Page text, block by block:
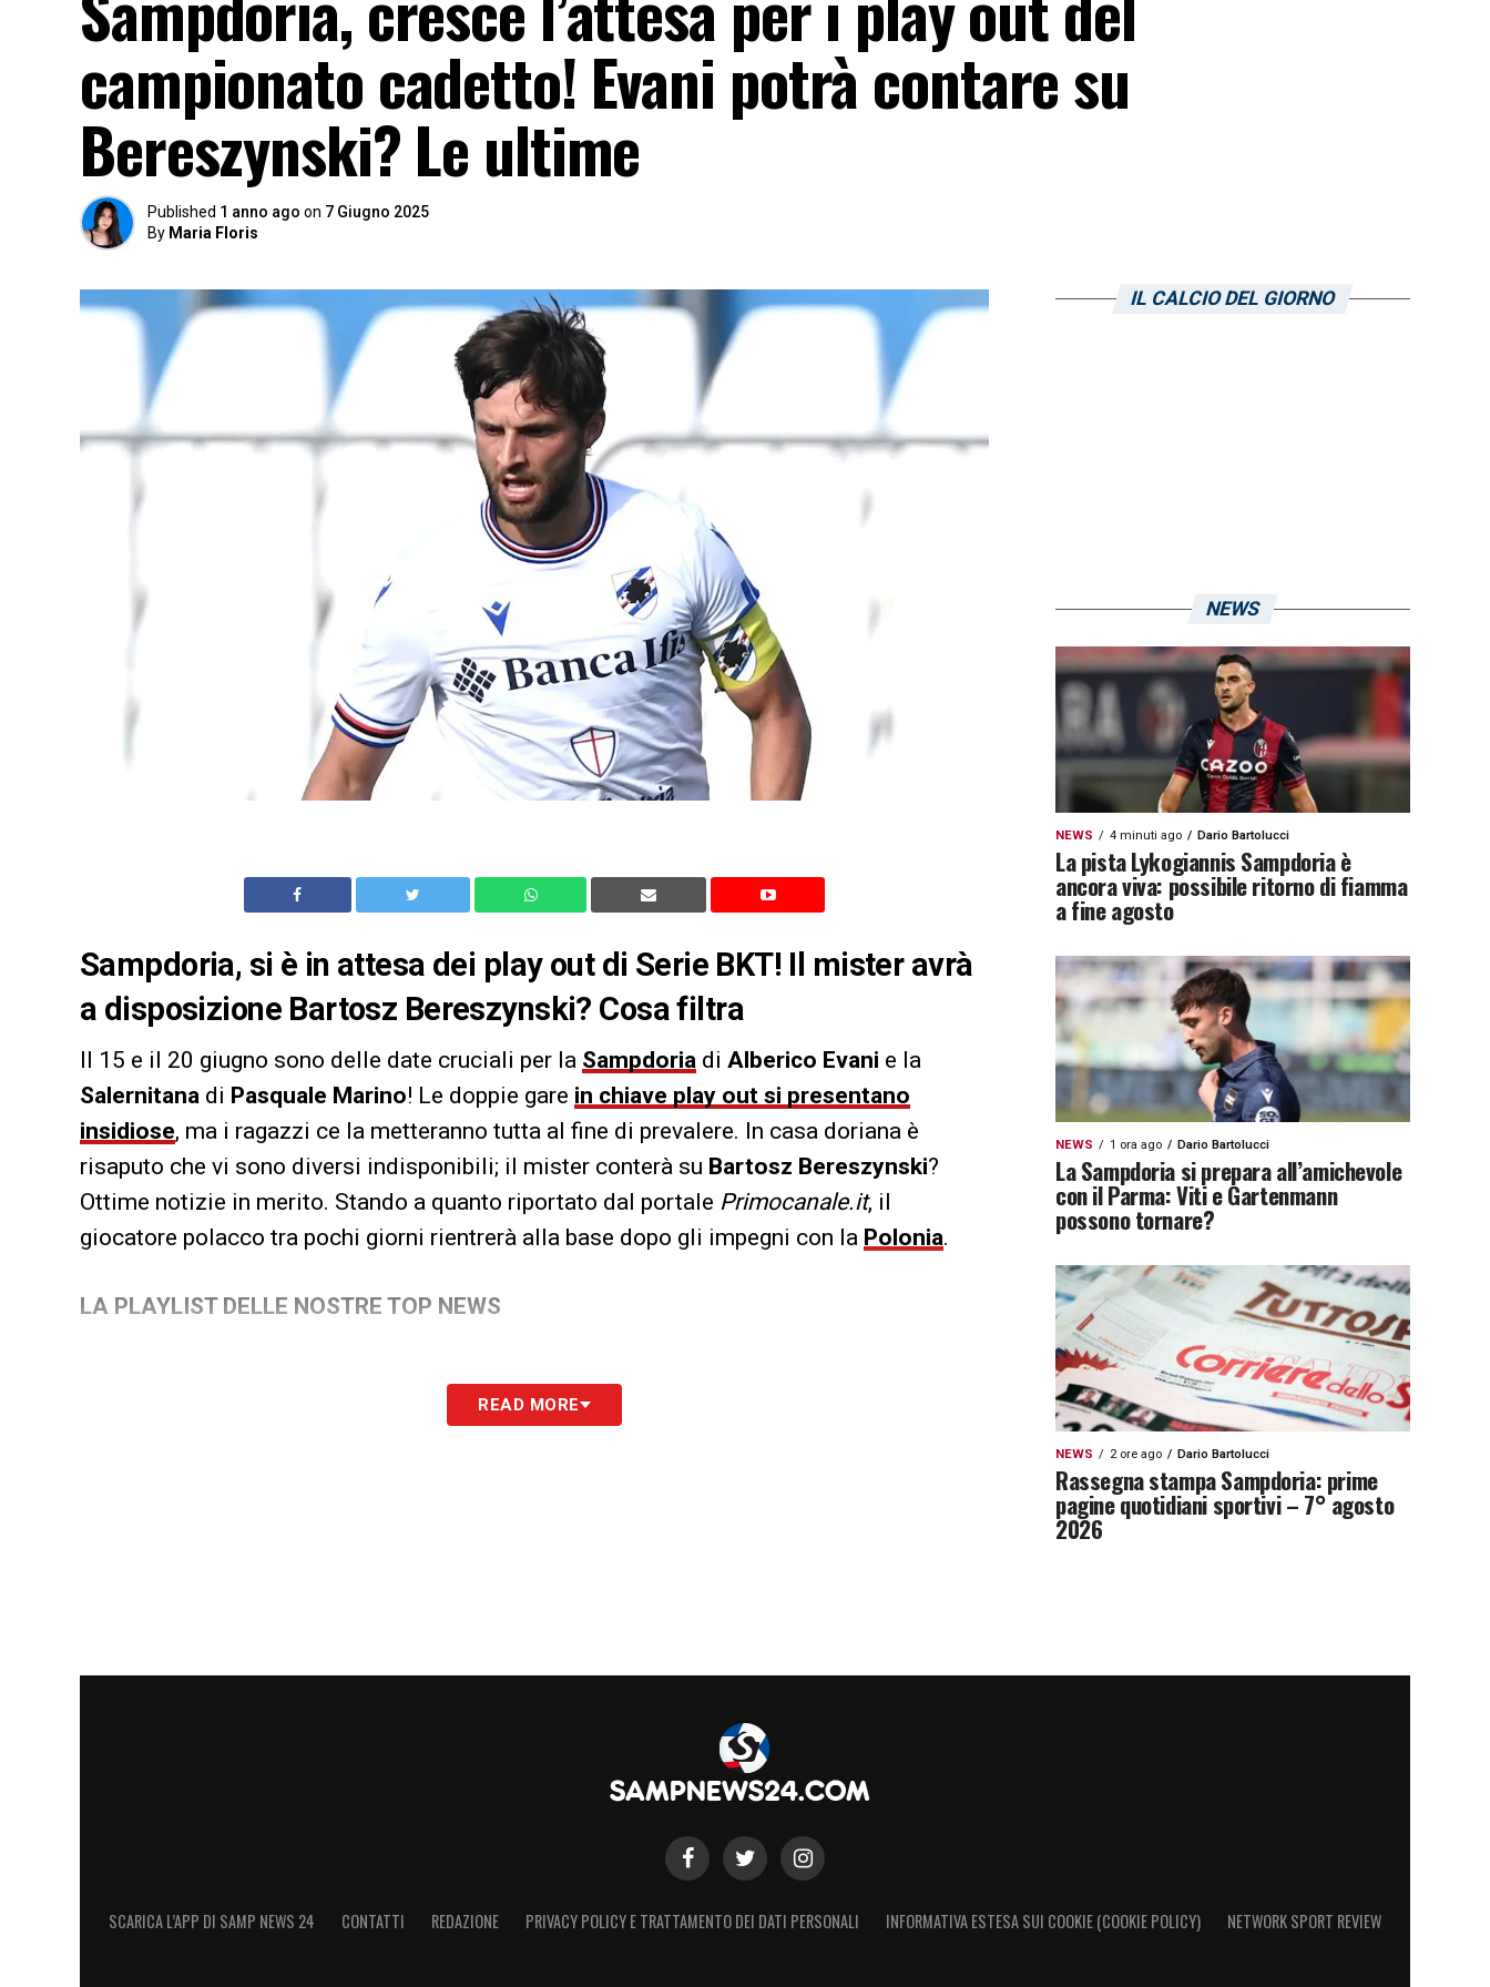
campionato cadetto! Evani potrà contare su
Bereszynski? Le ultime
Published 1 anno ago on 7 Giugno 2025
By Maria Floris
Sampdoria, si è in attesa dei play out di Serie BKT! Il mister avrà
a disposizione Bartosz Bereszynski? Cosa filtra
Il 15 e il 20 giugno sono delle date cruciali per la Sampdoria di Alberico Evani e la
Salernitana di Pasquale Marino! Le doppie gare in chiave play out si presentano
insidiose, ma i ragazzi ce la metteranno tutta al fine di prevalere. In casa doriana è
risaputo che vi sono diversi indisponibili; il mister conterà su Bartosz Bereszynski?
Ottime notizie in merito. Stando a quanto riportato dal portale Primocanale.it, il
giocatore polacco tra pochi giorni rientrerà alla base dopo gli impegni con la Polonia.
LA PLAYLIST DELLE NOSTRE TOP NEWS
READ MORE
IL CALCIO DEL GIORNO
NEWS
NEWS 4 minuti ago Dario Bartolucci
La pista Lykogiannis Sampdoria è
ancora viva: possibile ritorno di fiamma
a fine agosto
NEWS 1 ora ago Dario Bartolucci
La Sampdoria si prepara all’amichevole
con il Parma: Viti e Gartenmann
possono tornare?
NEWS 2 ore ago Dario Bartolucci
Rassegna stampa Sampdoria: prime
pagine quotidiani sportivi – 7° agosto
2026
SCARICA L’APP DI SAMP NEWS 24 CONTATTI REDAZIONE PRIVACY POLICY E TRATTAMENTO DEI DATI PERSONALI INFORMATIVA ESTESA SUI COOKIE (COOKIE POLICY) NETWORK SPORT REVIEW